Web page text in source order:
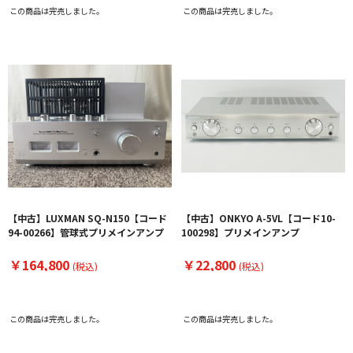
この商品は完売しました。 この商品は完売しました。
【中古】LUXMAN SQ-N150【コード
94-00266】管球式プリメインアンプ
￥164,800 (税込)
この商品は完売しました。
【中古】ONKYO A-5VL【コード10-
100298】プリメインアンプ
￥22,800 (税込)
この商品は完売しました。